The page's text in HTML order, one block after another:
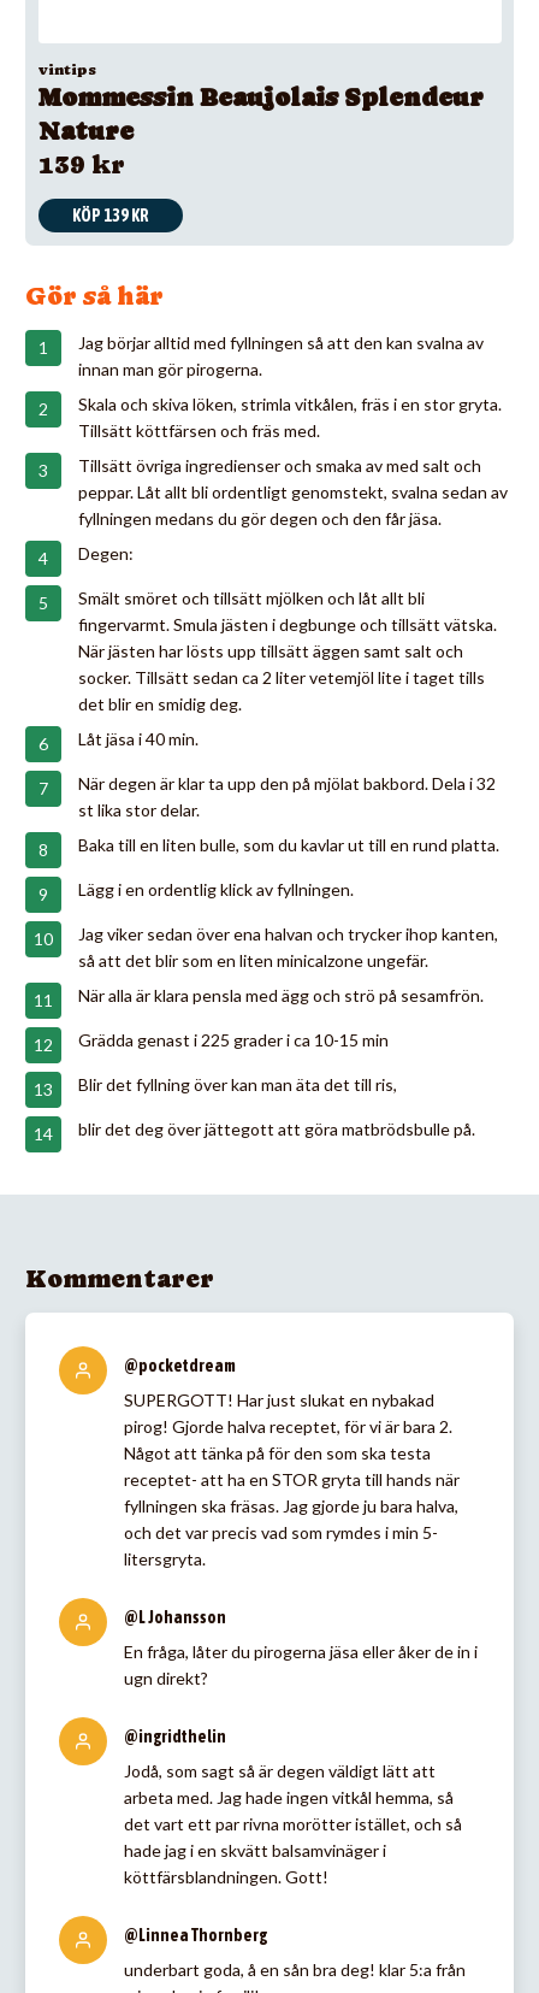
vintips
Mommessin Beaujolais Splendeur
Nature
139 kr
KÖP 139 KR
Gör så här
Jag börjar alltid med fyllningen så att den kan svalna av
innan man gör pirogerna.
Skala och skiva löken, strimla vitkålen, fräs i en stor gryta.
Tillsätt köttfärsen och fräs med.
Tillsätt övriga ingredienser och smaka av med salt och
peppar. Låt allt bli ordentligt genomstekt, svalna sedan av
fyllningen medans du gör degen och den får jäsa.
Degen:
Smält smöret och tillsätt mjölken och låt allt bli
fingervarmt. Smula jästen i degbunge och tillsätt vätska.
När jästen har lösts upp tillsätt äggen samt salt och
socker. Tillsätt sedan ca 2 liter vetemjöl lite i taget tills
det blir en smidig deg.
Låt jäsa i 40 min.
När degen är klar ta upp den på mjölat bakbord. Dela i 32
st lika stor delar.
Baka till en liten bulle, som du kavlar ut till en rund platta.
Lägg i en ordentlig klick av fyllningen.
Jag viker sedan över ena halvan och trycker ihop kanten,
så att det blir som en liten minicalzone ungefär.
När alla är klara pensla med ägg och strö på sesamfrön.
Grädda genast i 225 grader i ca 10-15 min
Blir det fyllning över kan man äta det till ris,
blir det deg över jättegott att göra matbrödsbulle på.
Kommentarer
@pocketdream
SUPERGOTT! Har just slukat en nybakad
pirog! Gjorde halva receptet, för vi är bara 2.
Något att tänka på för den som ska testa
receptet- att ha en STOR gryta till hands när
fyllningen ska fräsas. Jag gjorde ju bara halva,
och det var precis vad som rymdes i min 5-
litersgryta.
@L Johansson
En fråga, låter du pirogerna jäsa eller åker de in i
ugn direkt?
@ingridthelin
Jodå, som sagt så är degen väldigt lätt att
arbeta med. Jag hade ingen vitkål hemma, så
det vart ett par rivna morötter istället, och så
hade jag i en skvätt balsamvinäger i
köttfärsblandningen. Gott!
@Linnea Thornberg
underbart goda, å en sån bra deg! klar 5:a från